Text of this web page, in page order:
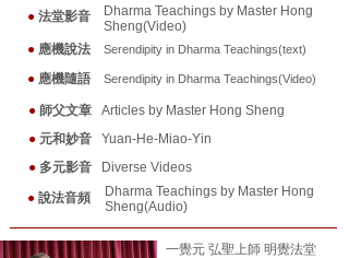
● 法堂影音
Dharma Teachings by Master Hong
Sheng(Video)
● 應機說法 Serendipity in Dharma Teachings(text)
● 應機隨語 Serendipity in Dharma Teachings(Video)
● 師父文章 Articles by Master Hong Sheng
● 元和妙音 Yuan-He-Miao-Yin
● 多元影音
Diverse Videos
Dharma Teachings by Master Hong
Sheng(Audio)
● 說法音頻
一覺元 弘聖上師 明覺法堂